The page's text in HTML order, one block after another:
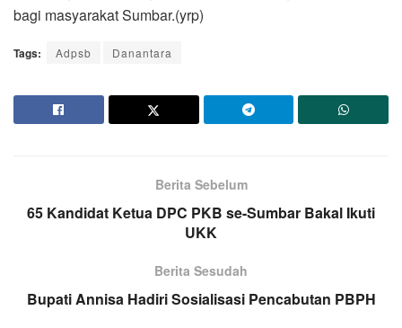
bagi masyarakat Sumbar.(yrp)
Tags: Adpsb Danantara
Berita Sebelum
65 Kandidat Ketua DPC PKB se-Sumbar Bakal Ikuti
UKK
Berita Sesudah
Bupati Annisa Hadiri Sosialisasi Pencabutan PBPH